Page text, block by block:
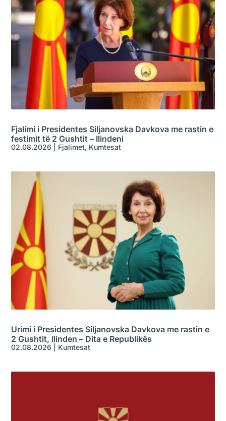
Fjalimi i Presidentes Siljanovska Davkova me rastin e
festimit të 2 Gushtit – Ilindeni
02.08.2026 Fjalimet, Kumtesat
Urimi i Presidentes Siljanovska Davkova me rastin e
2 Gushtit, Ilinden – Dita e Republikës
02.08.2026 Kumtesat